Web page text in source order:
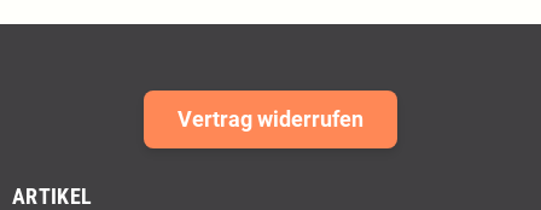
Vertrag widerrufen
ARTIKEL